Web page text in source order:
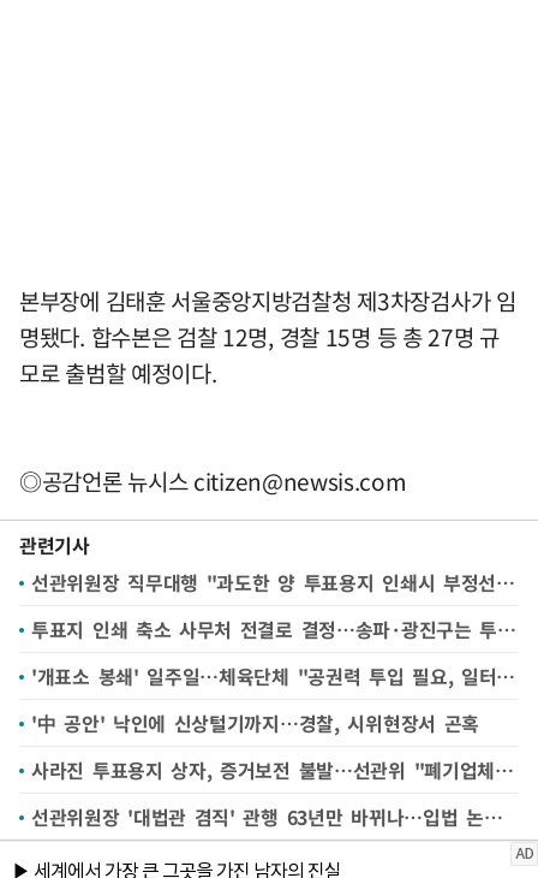
본부장에 김태훈 서울중앙지방검찰청 제3차장검사가 임
명됐다. 합수본은 검찰 12명, 경찰 15명 등 총 27명 규
모로 출범할 예정이다.
◎공감언론 뉴시스citizen@newsis.com
관련기사
선관위원장 직무대행 "과도한 양 투표용지 인쇄시 부정선거 의혹 시달려…분실·탈취 우려도"
투표지 인쇄 축소 사무처 전결로 결정…송파·광진구는 투표지 축소 안건 서면의결(종합)
'개표소 봉쇄' 일주일…체육단체 "공권력 투입 필요, 일터 돌려달라"
'中 공안' 낙인에 신상털기까지…경찰, 시위현장서 곤혹
사라진 투표용지 상자, 증거보전 불발…선관위 "폐기업체 전달"(종합2보)
선관위원장 '대법관 겸직' 관행 63년만 바뀌나…입법 논의 속도